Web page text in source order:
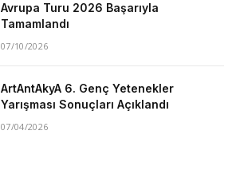
Avrupa Turu 2026 Başarıyla
Tamamlandı
07/10/2026
ArtAntAkyA 6. Genç Yetenekler
Yarışması Sonuçları Açıklandı
07/04/2026